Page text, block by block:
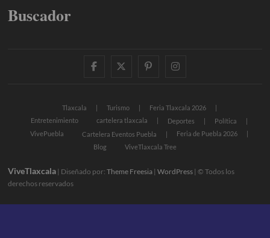
Buscador
facebooktwitter
pinterestinstagram
Tlaxcala Turismo
Feria Tlaxcala 2026
Entretenimiento
cartelera tlaxcala Deportes
Política
VivePuebla
Cartelera Eventos Puebla
Feria de Puebla 2026
Blog
ViveTlaxcala Tree
ViveTlaxcala | Diseñado por:Theme Freesia |WordPress | © Todos los
derechos reservados